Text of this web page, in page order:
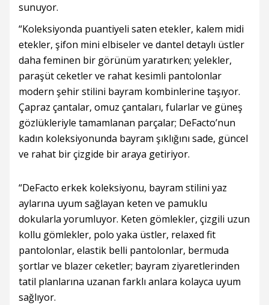
sunuyor.
“Koleksiyonda puantiyeli saten etekler, kalem midi
etekler, şifon mini elbiseler ve dantel detaylı üstler
daha feminen bir görünüm yaratırken; yelekler,
paraşüt ceketler ve rahat kesimli pantolonlar
modern şehir stilini bayram kombinlerine taşıyor.
Çapraz çantalar, omuz çantaları, fularlar ve güneş
gözlükleriyle tamamlanan parçalar; DeFacto’nun
kadın koleksiyonunda bayram şıklığını sade, güncel
ve rahat bir çizgide bir araya getiriyor.
“DeFacto erkek koleksiyonu, bayram stilini yaz
aylarına uyum sağlayan keten ve pamuklu
dokularla yorumluyor. Keten gömlekler, çizgili uzun
kollu gömlekler, polo yaka üstler, relaxed fit
pantolonlar, elastik belli pantolonlar, bermuda
şortlar ve blazer ceketler; bayram ziyaretlerinden
tatil planlarına uzanan farklı anlara kolayca uyum
sağlıyor.